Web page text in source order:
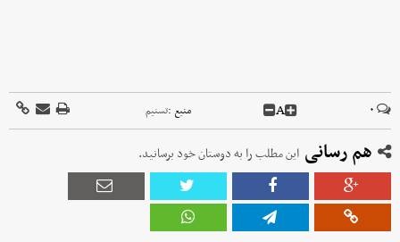
۰ A منبع :تسنیم
هم رسانی این مطلب را به دوستان خود برسانید.